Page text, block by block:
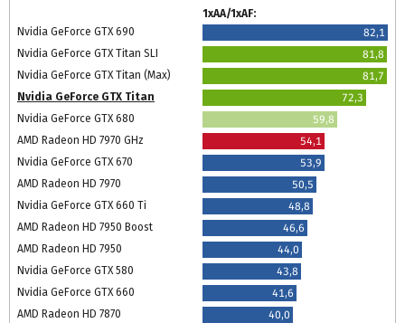
1xAA/1xAF:
Nvidia GeForce GTX 690
82,1
Nvidia GeForce GTX Titan SLI
81,8
Nvidia GeForce GTX Titan (Max)
81,7
Nvidia GeForce GTX Titan
72,3
Nvidia GeForce GTX 680
59,8
AMD Radeon HD 7970 GHz
54,1
Nvidia GeForce GTX 670
53,9
AMD Radeon HD 7970
50,5
Nvidia GeForce GTX 660 Ti
48,8
AMD Radeon HD 7950 Boost
46,6
AMD Radeon HD 7950
44,0
Nvidia GeForce GTX 580
43,8
Nvidia GeForce GTX 660
41,6
AMD Radeon HD 7870
40,0